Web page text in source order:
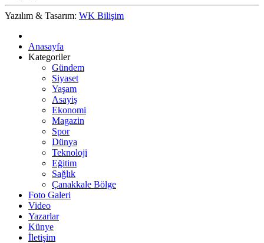
Yazılım & Tasarım: WK Bilişim
Anasayfa
Kategoriler
Gündem
Siyaset
Yaşam
Asayiş
Ekonomi
Magazin
Spor
Dünya
Teknoloji
Eğitim
Sağlık
Çanakkale Bölge
Foto Galeri
Video
Yazarlar
Künye
İletişim